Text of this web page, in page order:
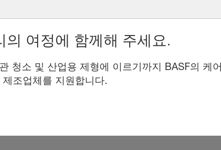
여정에 함께해 주세요.
청소 및 산업용 제형에 이르기까지 BASF의 케
조업체를 지원합니다.